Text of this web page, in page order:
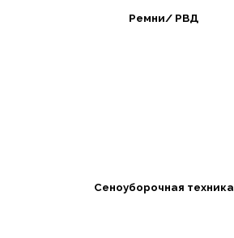
Ремни/ РВД
Сеноуборочная техника